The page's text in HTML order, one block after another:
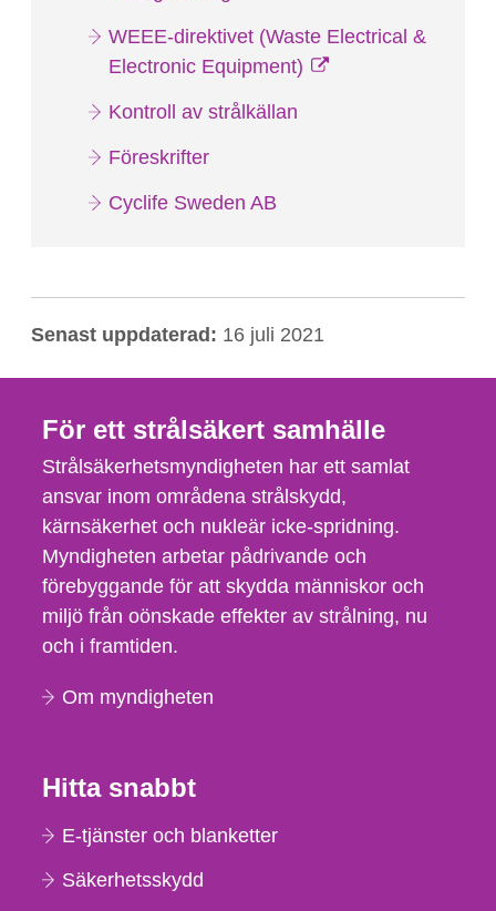
WEEE-direktivet (Waste Electrical &
Electronic Equipment)
Kontroll av strålkällan
Föreskrifter
Cyclife Sweden AB
Senast uppdaterad: 16 juli 2021
För ett strålsäkert samhälle
Strålsäkerhetsmyndigheten har ett samlat
ansvar inom områdena strålskydd,
kärnsäkerhet och nukleär icke-spridning.
Myndigheten arbetar pådrivande och
förebyggande för att skydda människor och
miljö från oönskade effekter av strålning, nu
och i framtiden.
Om myndigheten
Hitta snabbt
E-tjänster och blanketter
Säkerhetsskydd